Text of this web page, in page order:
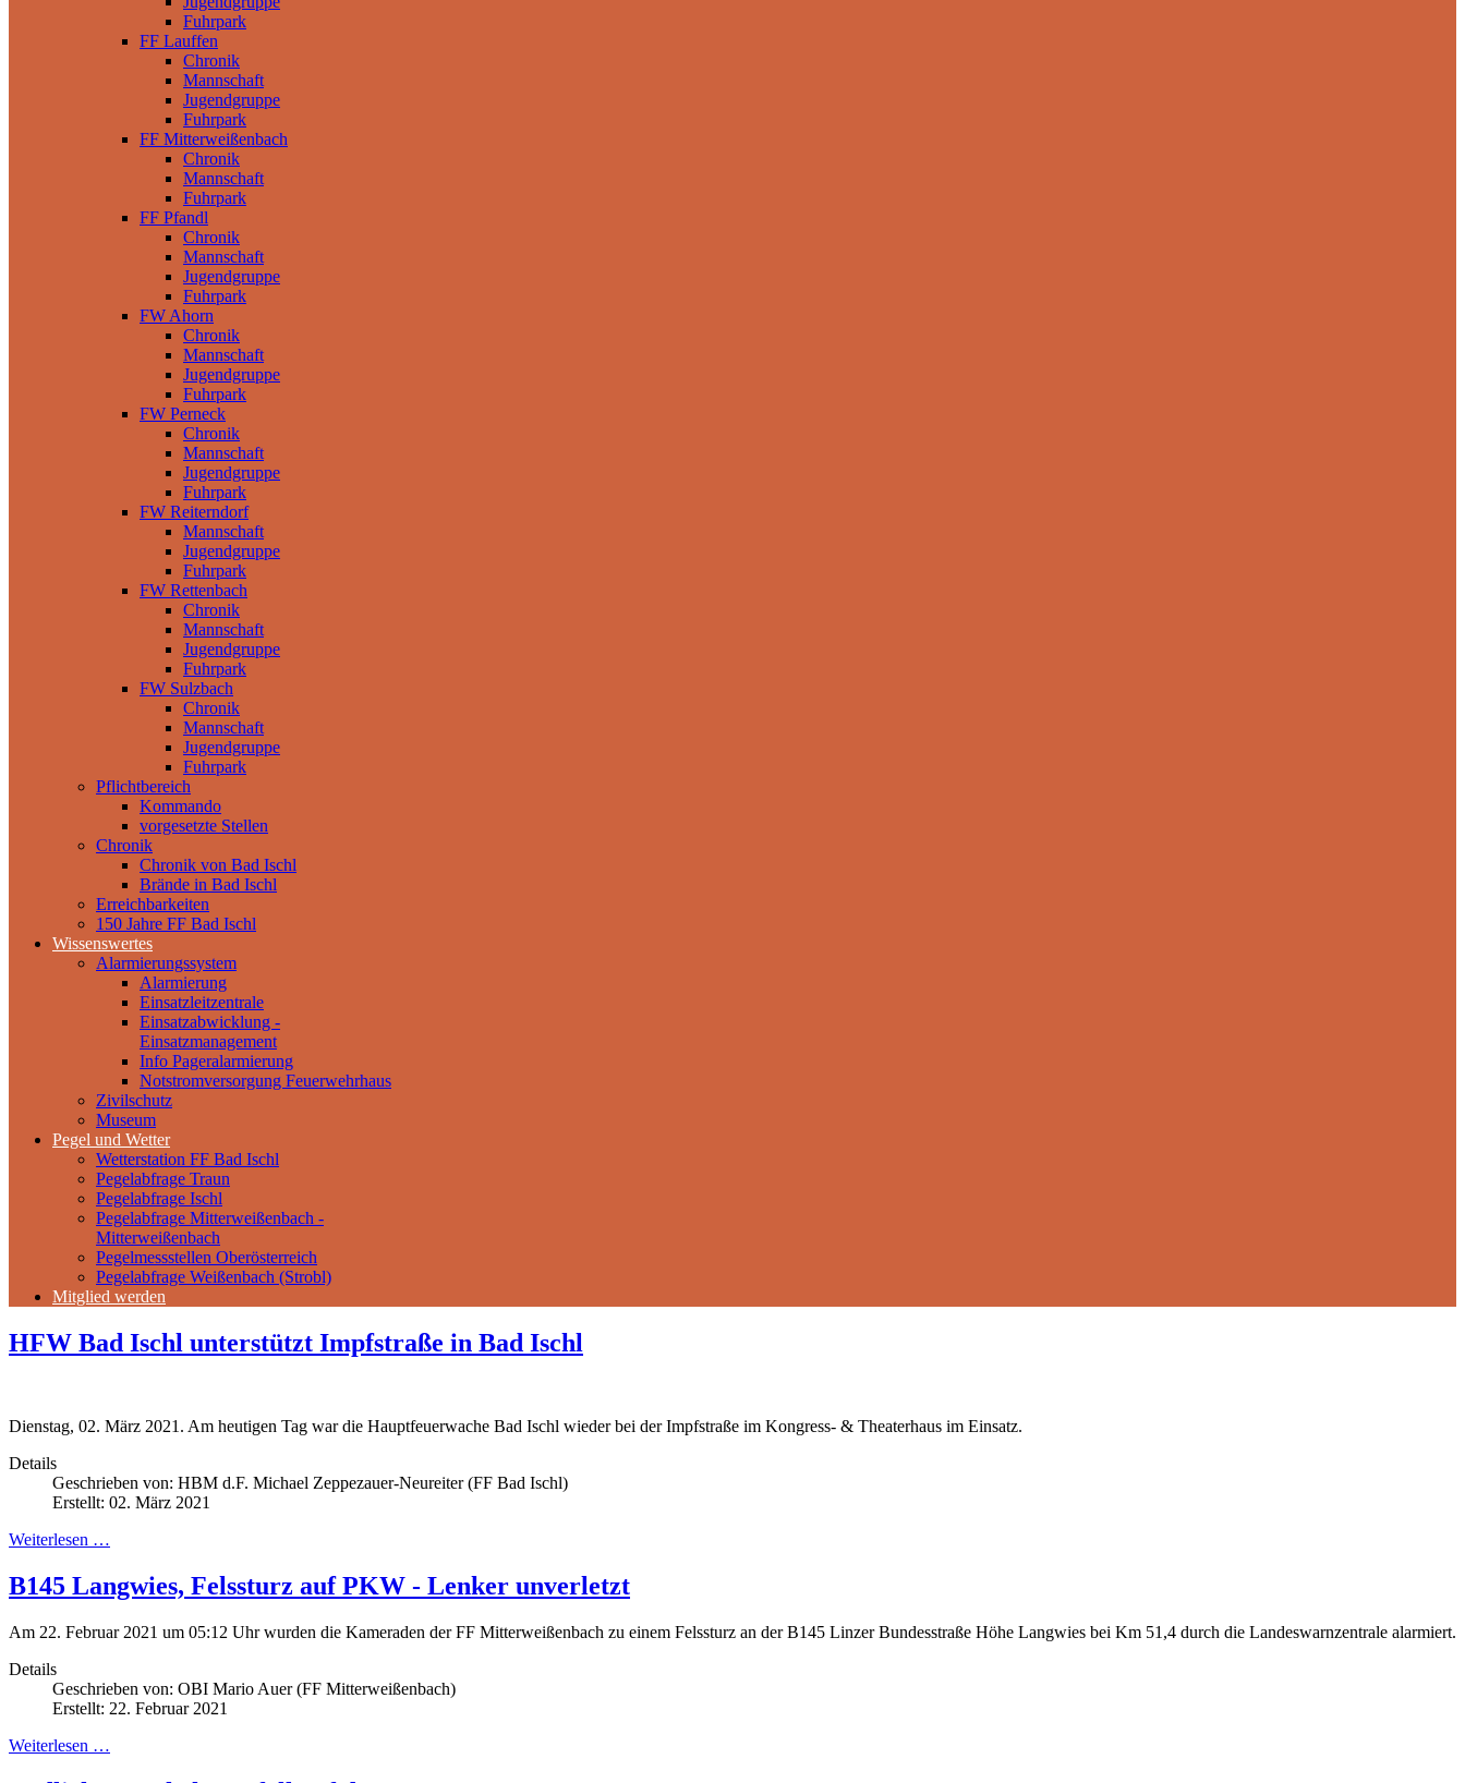
Fuhrpark
FF Lauffen
Chronik
Mannschaft
Jugendgruppe
Fuhrpark
FF Mitterweißenbach
Chronik
Mannschaft
Fuhrpark
FF Pfandl
Chronik
Mannschaft
Jugendgruppe
Fuhrpark
FW Ahorn
Chronik
Mannschaft
Jugendgruppe
Fuhrpark
FW Perneck
Chronik
Mannschaft
Jugendgruppe
Fuhrpark
FW Reiterndorf
Mannschaft
Jugendgruppe
Fuhrpark
FW Rettenbach
Chronik
Mannschaft
Jugendgruppe
Fuhrpark
FW Sulzbach
Chronik
Mannschaft
Jugendgruppe
Fuhrpark
Pflichtbereich
Kommando
vorgesetzte Stellen
Chronik
Chronik von Bad Ischl
Brände in Bad Ischl
Erreichbarkeiten
150 Jahre FF Bad Ischl
Wissenswertes
Alarmierungssystem
Alarmierung
Einsatzleitzentrale
Einsatzabwicklung -
Einsatzmanagement
Info Pageralarmierung
Notstromversorgung Feuerwehrhaus
Zivilschutz
Museum
Pegel und Wetter
Wetterstation FF Bad Ischl
Pegelabfrage Traun
Pegelabfrage Ischl
Pegelabfrage Mitterweißenbach -
Mitterweißenbach
Pegelmessstellen Oberösterreich
Pegelabfrage Weißenbach (Strobl)
Mitglied werden
HFW Bad Ischl unterstützt Impfstraße in Bad Ischl
Dienstag, 02. März 2021. Am heutigen Tag war die Hauptfeuerwache Bad Ischl wieder bei der Impfstraße im Kongress- & Theaterhaus im Einsatz.
Details
Geschrieben von: HBM d.F. Michael Zeppezauer-Neureiter (FF Bad Ischl)
Erstellt: 02. März 2021
Weiterlesen …
B145 Langwies, Felssturz auf PKW - Lenker unverletzt
Am 22. Februar 2021 um 05:12 Uhr wurden die Kameraden der FF Mitterweißenbach zu einem Felssturz an der B145 Linzer Bundesstraße Höhe Langwies bei Km 51,4 durch die Landeswarnzentrale alarmiert.
Details
Geschrieben von: OBI Mario Auer (FF Mitterweißenbach)
Erstellt: 22. Februar 2021
Weiterlesen …